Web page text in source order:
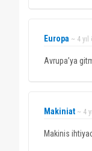
Europa ~ 4 yıl
Avrupa’ya
Makiniat ~ 4
Makinis